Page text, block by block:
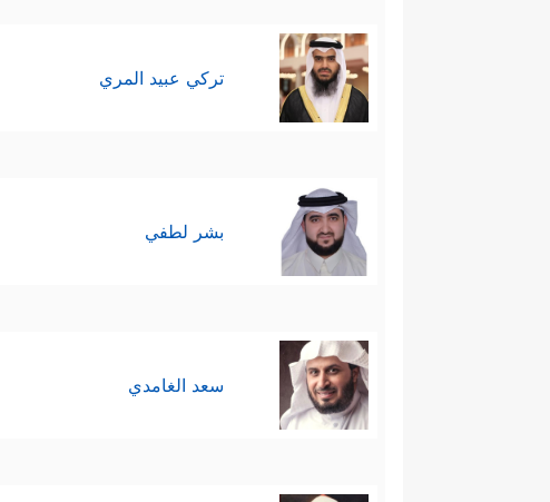
تركي عبيد المري
بشر لطفي
سعد الغامدي